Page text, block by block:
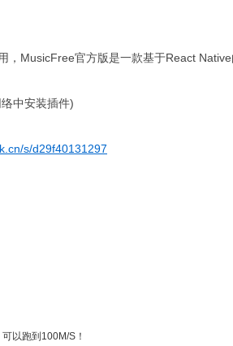
，MusicFree官方版是一款基于React
中安装插件)
s/d29f40131297
以跑到100M/S！